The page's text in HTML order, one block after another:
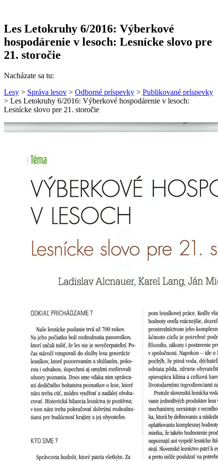
Les Letokruhy 6/2016: Výberkové
hospodárenie v lesoch: Lesnícke slovo pre
21. storočie
Nacházate sa tu:
Lesy > Správa lesov > Odborné príspevky > Publikované príspevky
> Les Letokruhy 6/2016: Výberkové hospodárenie v lesoch:
Lesnícke slovo pre 21. storočie